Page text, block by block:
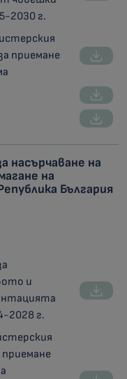
2030 г.
приемане
насърчаване на
на
България
и
2028 г.